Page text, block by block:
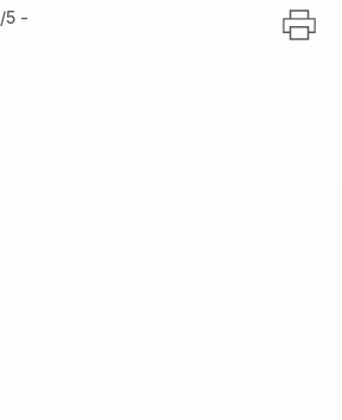
/5 -